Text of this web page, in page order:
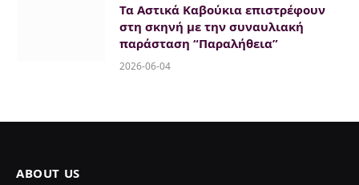
Τα Αστικά Καβούκια επιστρέφουν
στη σκηνή με την συναυλιακή
παράσταση “Παραλήθεια”
2026-06-04
ABOUT US